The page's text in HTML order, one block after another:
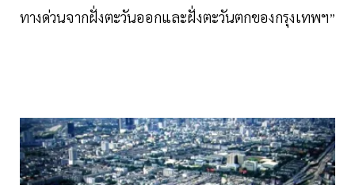
ทางด่วนจากฝั่งตะวันออกและฝั่งตะวันตกของกรุงเทพฯ”